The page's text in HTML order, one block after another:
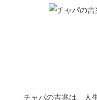
チャパの吉兆は、人